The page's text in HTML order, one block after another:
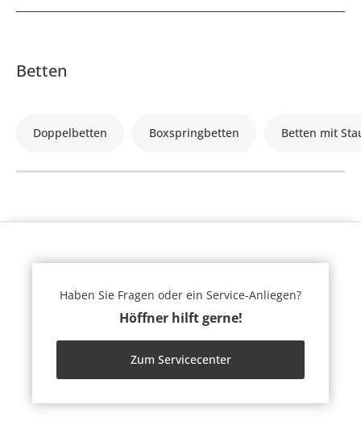
Betten
Doppelbetten Boxspringbetten Betten mit
Haben Sie Fragen oder ein Service-Anliegen?
Höffner hilft gerne!
Zum Servicecenter